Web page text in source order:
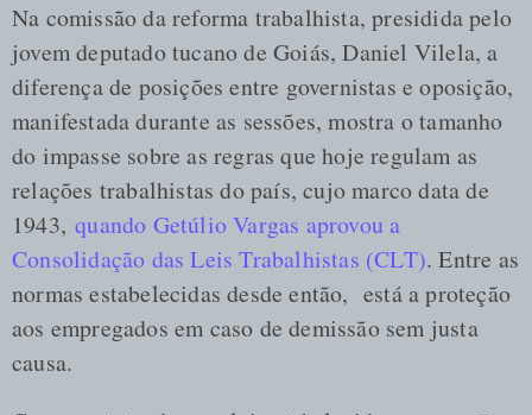
Na comissão da reforma trabalhista, presidida pelo
jovem deputado tucano de Goiás, Daniel Vilela, a
diferença de posições entre governistas e oposição,
manifestada durante as sessões, mostra o tamanho
do impasse sobre as regras que hoje regulam as
relações trabalhistas do país, cujo marco data de
1943, quando Getúlio Vargas aprovou a
Consolidação das Leis Trabalhistas (CLT). Entre as
normas estabelecidas desde então, está a proteção
aos empregados em caso de demissão sem justa
causa.